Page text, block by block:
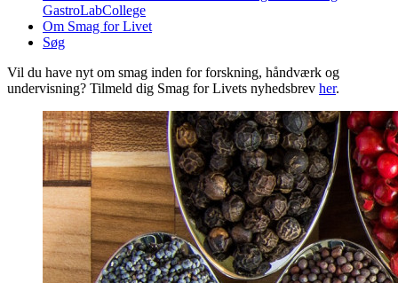
GastroLabCollege
Om Smag for Livet
Søg
Vil du have nyt om smag inden for forskning, håndværk og
undervisning? Tilmeld dig Smag for Livets nyhedsbrev her.